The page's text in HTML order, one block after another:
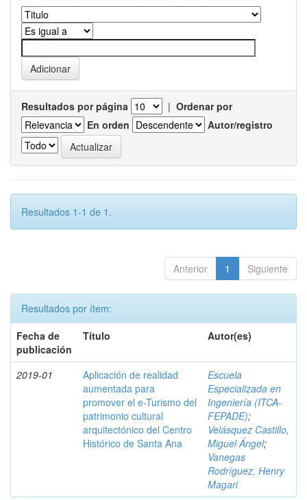
Resultados por página | Ordenar por
En orden
Autor/registro
Resultados 1-1 de 1.
Anterior 1 Siguiente
Resultados por ítem:
Fecha de
publicación
Título Autor(es)
2019-01
Aplicación de realidad
aumentada para
promover el e-Turismo del
patrimonio cultural
arquitectónico del Centro
Histórico de Santa Ana
Escuela
Especializada en
Ingeniería (ITCA-
FEPADE);
Velásquez Castillo,
Miguel Ángel;
Vanegas
Rodríguez, Henry
Magari